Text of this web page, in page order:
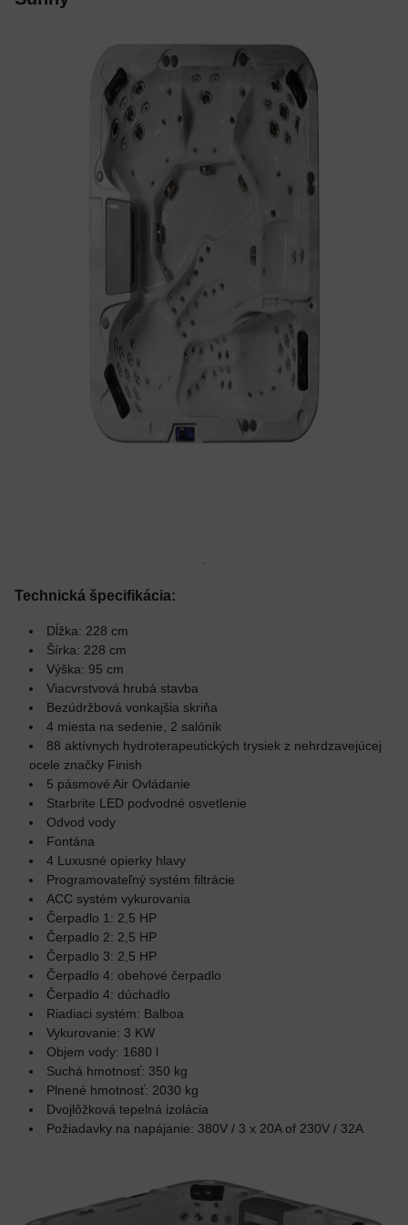
Technická špecifikácia:
Dĺžka: 228 cm
Šírka: 228 cm
Výška: 95 cm
Viacvrstvová hrubá stavba
Bezúdržbová vonkajšia skriňa
4 miesta na sedenie, 2 salónik
88 aktívnych hydroterapeutických trysiek z nehrdzavejúcej
ocele značky Finish
5 pásmové Air Ovládanie
Starbrite LED podvodné osvetlenie
Odvod vody
Fontána
4 Luxusné opierky hlavy
Programovateľný systém filtrácie
ACC systém vykurovania
Čerpadlo 1: 2,5 HP
Čerpadlo 2: 2,5 HP
Čerpadlo 3: 2,5 HP
Čerpadlo 4: obehové čerpadlo
Čerpadlo 4: dúchadlo
Riadiaci systém: Balboa
Vykurovanie: 3 KW
Objem vody: 1680 l
Suchá hmotnosť: 350 kg
Plnené hmotnosť: 2030 kg
Dvojlôžková tepelná izolácia
Požiadavky na napájanie: 380V / 3 x 20A of 230V / 32A